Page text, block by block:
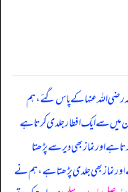
رضی الله عنہا کے پاس گئے، ہم
میں سے ایک افطار جلدی کرتا ہے
ہے اور نماز بھی دیر سے پڑھتا
نماز بھی جلدی پڑھتا ہے، ہم نے